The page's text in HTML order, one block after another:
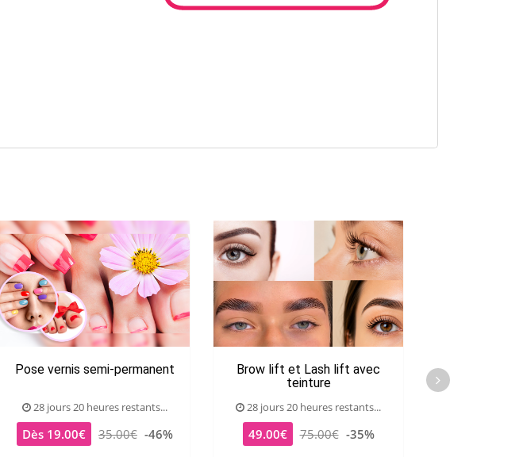
Pose vernis semi-permanent
28 jours 20 heures restants...
Dès 19.00€ 35.00€ -46%
Brow lift et Lash lift avec
teinture
28 jours 20 heures restants...
49.00€ 75.00€ -35%
Manucure russe